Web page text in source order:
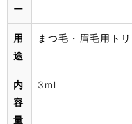
ー
用
途
まつ毛・眉毛用ト
内
容
量
3ml